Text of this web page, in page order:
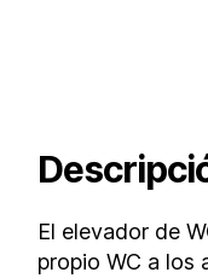
El elevador de
propio WC a los